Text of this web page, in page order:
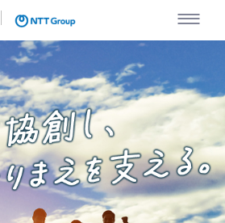
エヌアイシー・ネットシステム